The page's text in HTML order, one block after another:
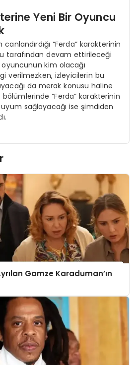
Yeni Bir Oyuncu
“Ferda” karakterinin
tarafından devam ettirileceği
oyuncunun kim olacağı
verilmezken, izleyicilerin bu
da merak konusu haline
“Ferda” karakterinin
sağlayacağı ise şimdiden
Gamze Karaduman’ın